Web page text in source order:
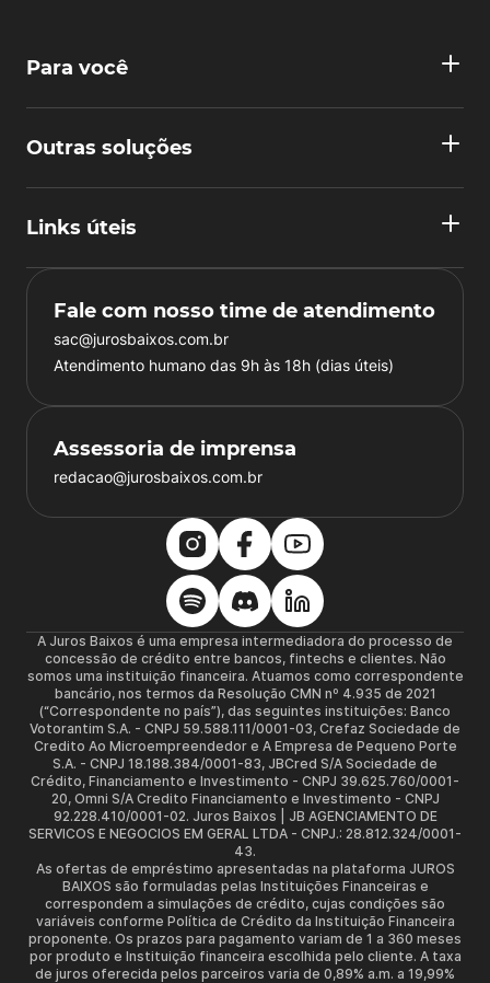
Para você
Outras soluções
Links úteis
Fale com nosso time de atendimento
sac@jurosbaixos.com.br
Atendimento humano das 9h às 18h (dias úteis)
Assessoria de imprensa
redacao@jurosbaixos.com.br
A Juros Baixos é uma empresa intermediadora do processo de
concessão de crédito entre bancos, fintechs e clientes. Não
somos uma instituição financeira. Atuamos como correspondente
bancário, nos termos da Resolução CMN nº 4.935 de 2021
(“Correspondente no país”), das seguintes instituições: Banco
Votorantim S.A. - CNPJ 59.588.111/0001-03, Crefaz Sociedade de
Credito Ao Microempreendedor e A Empresa de Pequeno Porte
S.A. - CNPJ 18.188.384/0001-83, JBCred S/A Sociedade de
Crédito, Financiamento e Investimento - CNPJ 39.625.760/0001-
20, Omni S/A Credito Financiamento e Investimento - CNPJ
92.228.410/0001-02. Juros Baixos | JB AGENCIAMENTO DE
SERVICOS E NEGOCIOS EM GERAL LTDA - CNPJ.: 28.812.324/0001-
43.
As ofertas de empréstimo apresentadas na plataforma JUROS
BAIXOS são formuladas pelas Instituições Financeiras e
correspondem a simulações de crédito, cujas condições são
variáveis conforme Política de Crédito da Instituição Financeira
proponente. Os prazos para pagamento variam de 1 a 360 meses
por produto e Instituição financeira escolhida pelo cliente. A taxa
de juros oferecida pelos parceiros varia de 0,89% a.m. a 19,99%